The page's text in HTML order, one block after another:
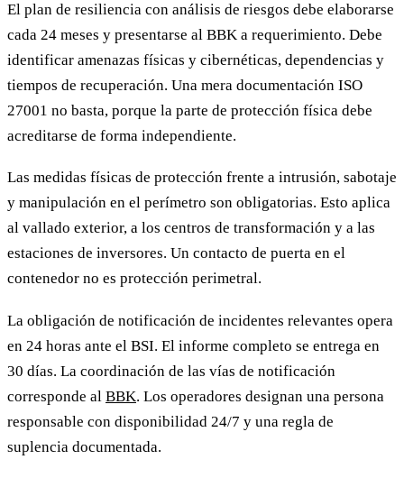
El plan de resiliencia con análisis de riesgos debe elaborarse
cada 24 meses y presentarse al BBK a requerimiento. Debe
identificar amenazas físicas y cibernéticas, dependencias y
tiempos de recuperación. Una mera documentación ISO
27001 no basta, porque la parte de protección física debe
acreditarse de forma independiente.
Las medidas físicas de protección frente a intrusión, sabotaje
y manipulación en el perímetro son obligatorias. Esto aplica
al vallado exterior, a los centros de transformación y a las
estaciones de inversores. Un contacto de puerta en el
contenedor no es protección perimetral.
La obligación de notificación de incidentes relevantes opera
en 24 horas ante el BSI. El informe completo se entrega en
30 días. La coordinación de las vías de notificación
corresponde al BBK. Los operadores designan una persona
responsable con disponibilidad 24/7 y una regla de
suplencia documentada.